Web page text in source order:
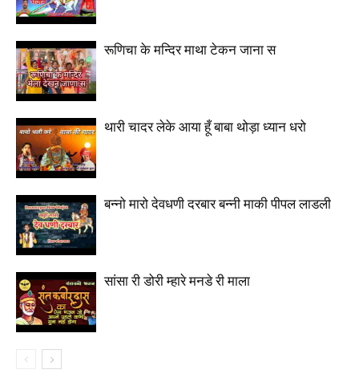
रूणिचा के मन्दिर माथा टेकन जाना स
थारी चादर लेके आया हूँ बाबा थोड़ा ध्यान धरो
बन्नो मारो देवधणी दरबार बन्नी माकी पीपल लाडली
सांसा री डोरी म्हारे मनडे री माला